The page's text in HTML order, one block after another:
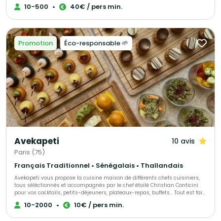
raffinée, élaborée avec des produits frais et de saison, accompagnée de
menus personnalisables en fonction de vos envies et de vos contraintes
conviviaux.
10-500 • 40€ / pers min.
Promotion Éco-responsable 🌱
Avekapeti 10 avis
Paris (75)
Français Traditionnel • Sénégalais • Thaïlandais
Avekapeti vous propose la cuisine maison de différents chefs cuisiniers,
tous séléctionnés et accompagnés par le chef étoilé Christian Conticini
pour vos cocktails, petits-déjeuners, plateaux-repas, buffets... Tout est fait
maison, avec des produits frais, de saison livré en contenants
réutilisables 0 déchet ou recyclables en véhicules éléctriques. Du buffet
10-2000 • 10€ / pers min.